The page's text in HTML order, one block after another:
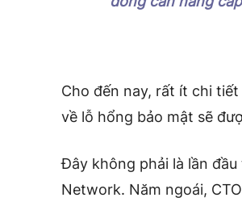
Cho đến nay, rất ít chi
về lỗ hổng bảo mật sẽ
Đây không phải là lần
Network. Năm ngoái,